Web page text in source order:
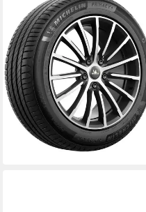
MICHELIN
Michelin Sommerreifen
MICHELIN
Kraftstoffeffizienz
Produktdatenblatt
Nasshaftung
Produktdatenblatt
ab 179,99 €
lieferbar - in 4-5 Werktagen bei dir